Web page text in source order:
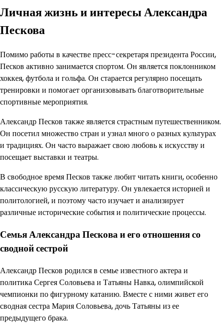
Личная жизнь и интересы Александра
Пескова
Помимо работы в качестве пресс-секретаря президента России,
Песков активно занимается спортом. Он является поклонником
хоккея, футбола и гольфа. Он старается регулярно посещать
тренировки и помогает организовывать благотворительные
спортивные мероприятия.
Александр Песков также является страстным путешественником.
Он посетил множество стран и узнал много о разных культурах
и традициях. Он часто выражает свою любовь к искусству и
посещает выставки и театры.
В свободное время Песков также любит читать книги, особенно
классическую русскую литературу. Он увлекается историей и
политологией, и поэтому часто изучает и анализирует
различные исторические события и политические процессы.
Семья Александра Пескова и его отношения со
сводной сестрой
Александр Песков родился в семье известного актера и
политика Сергея Соловьева и Татьяны Навка, олимпийской
чемпионки по фигурному катанию. Вместе с ними живет его
сводная сестра Мария Соловьева, дочь Татьяны из ее
предыдущего брака.